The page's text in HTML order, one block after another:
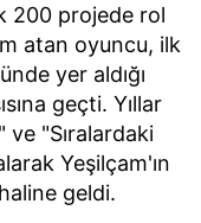
200 projede rol
atan oyuncu, ilk
yer aldığı
geçti. Yıllar
ve "Sıralardaki
Yeşilçam'ın
geldi.